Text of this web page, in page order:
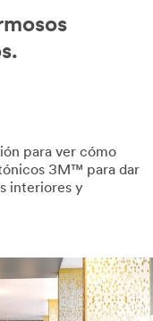
para ver cómo
3M™ para dar
interiores y